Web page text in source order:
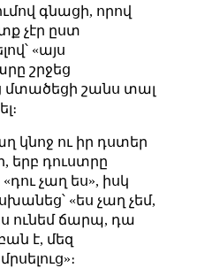
գնացի, որով
չէր ըստ
«այս
շրջեց
մտածեցի շանս տալ
կնոջ ու իր դստեր
երբ դուստրը
չաղ ես», իսկ
«ես չաղ չեմ,
ունեմ ճարպ, դա
է, մեզ